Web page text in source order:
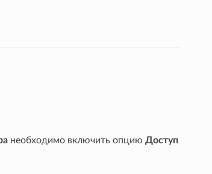
необходимо включить опцию Доступ